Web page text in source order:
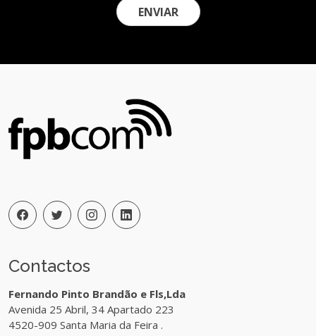
ENVIAR
Contactos
Fernando Pinto Brandão e Fls,Lda
Avenida 25 Abril, 34 Apartado 223
4520-909 Santa Maria da Feira .